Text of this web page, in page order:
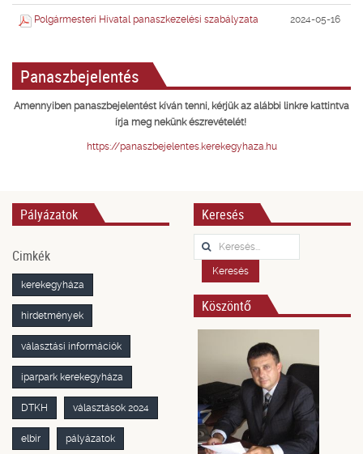
Polgármesteri Hivatal panaszkezelési szabályzata 2024-05-16
Panaszbejelentés
Amennyiben panaszbejelentést kíván tenni, kérjük az alábbi linkre kattintva
írja meg nekünk észrevételét!
https://panaszbejelentes.kerekegyhaza.hu
Pályázatok
Cimkék
kerekegyháza
hirdetmények
választási információk
iparpark kerekegyháza
DTKH választások 2024
elbir pályázatok
Keresés
Keresés...
Keresés
Köszöntő